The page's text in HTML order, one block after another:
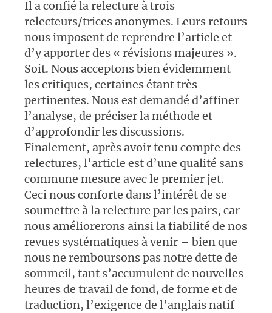
Il a confié la relecture à trois
relecteurs/trices anonymes. Leurs retours
nous imposent de reprendre l’article et
d’y apporter des « révisions majeures ».
Soit. Nous acceptons bien évidemment
les critiques, certaines étant très
pertinentes. Nous est demandé d’affiner
l’analyse, de préciser la méthode et
d’approfondir les discussions.
Finalement, après avoir tenu compte des
relectures, l’article est d’une qualité sans
commune mesure avec le premier jet.
Ceci nous conforte dans l’intérêt de se
soumettre à la relecture par les pairs, car
nous améliorerons ainsi la fiabilité de nos
revues systématiques à venir – bien que
nous ne remboursons pas notre dette de
sommeil, tant s’accumulent de nouvelles
heures de travail de fond, de forme et de
traduction, l’exigence de l’anglais natif